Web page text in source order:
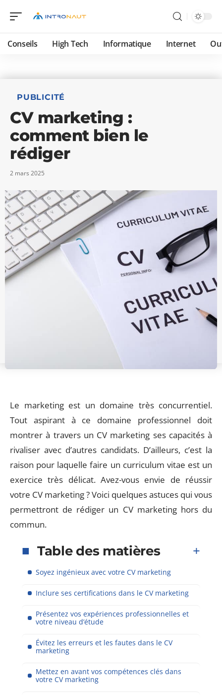
Conseils High Tech Informatique Internet
PUBLICITÉ
CV marketing :
comment bien le
rédiger
2 mars 2025
Le marketing est un domaine très concurrentiel.
Tout aspirant à ce domaine professionnel doit
montrer à travers un CV marketing ses capacités à
rivaliser avec d’autres candidats. D’ailleurs, c’est la
raison pour laquelle faire un curriculum vitae est un
exercice très délicat. Avez-vous envie de réussir
votre CV marketing ? Voici quelques astuces qui vous
permettront de rédiger un CV marketing hors du
commun.
Table des matières
Soyez ingénieux avec votre CV marketing
Inclure ses certifications dans le CV marketing
Présentez vos expériences professionnelles et
votre niveau d’étude
Évitez les erreurs et les fautes dans le CV
marketing
Mettez en avant vos compétences clés dans
votre CV marketing